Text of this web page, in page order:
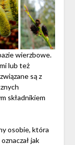
wierzbowe.
lub też
są z
składnikiem
osobie, która
jak